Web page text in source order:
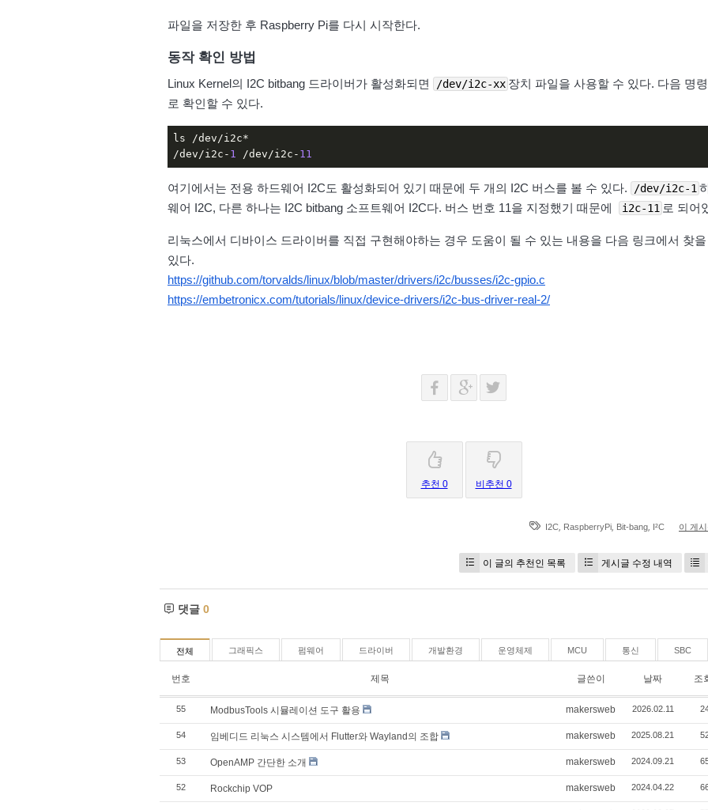
파일을 저장한 후 Raspberry Pi를 다시 시작한다.
동작 확인 방법
Linux Kernel의 I2C bitbang 드라이버가 활성화되면 /dev/i2c-xx 장치 파일을 사용할 수 있다. 다음 명
로 확인할 수 있다.
ls /dev/i2c*
/dev/i2c- 1 /dev/i2c- 11
여기에서는 전용 하드웨어 I2C도 활성화되어 있기 때문에 두 개의 I2C 버스를 볼 수 있다. /dev/i2c-1
웨어 I2C, 다른 하나는 I2C bitbang 소프트웨어 I2C다. 버스 번호 11을 지정했기 때문에
i2c-11 로 되어
리눅스에서 디바이스 드라이버를 직접 구현해야하는 경우 도움이 될 수 있는 내용을 다음 링크에서 찾을
있다.
https://github.com/torvalds/linux/blob/master/drivers/i2c/busses/i2c-gpio.c
https://embetronicx.com/tutorials/linux/device-drivers/i2c-bus-driver-real-2/
추천 0 비추천 0
I2C RaspberryPi Bit-bang I²C 이 게
이 글의 추천인 목록 게시글 수정 내역
댓글 0
전체 그래픽스 펌웨어 드라이버 개발환경 운영체제 MCU 통신 SBC
번호 제목 글쓴이 날짜 조
55 ModbusTools 시뮬레이션 도구 활용 makersweb 2026.02.11
54 임베디드 리눅스 시스템에서 Flutter와 Wayland의 조합 makersweb 2025.08.21
53 OpenAMP 간단한 소개 makersweb 2024.09.21
52 Rockchip VOP makersweb 2024.04.22